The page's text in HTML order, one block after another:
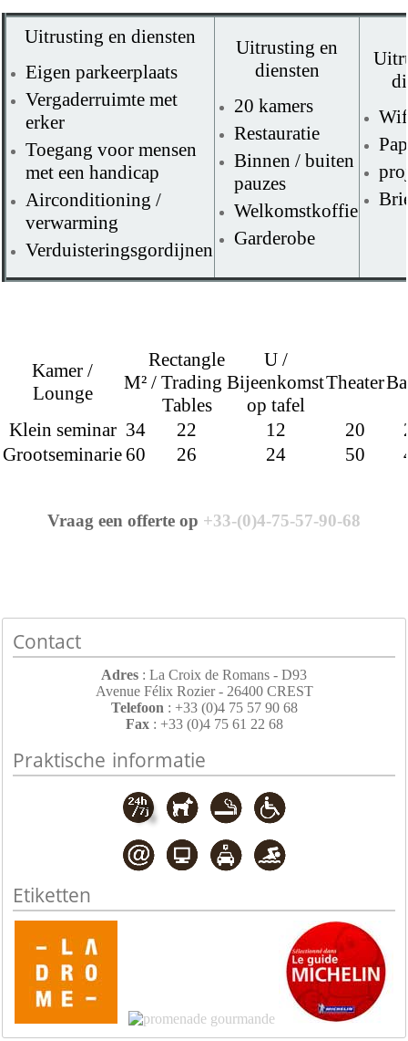
Uitrusting en diensten
Eigen parkeerplaats
Vergaderruimte met
erker
Toegang voor mensen
met een handicap
Airconditioning /
verwarming
Verduisteringsgordijnen
Uitrusting en
diensten
20 kamers
Restauratie
Binnen / buiten
pauzes
Welkomstkoffie
Garderobe
Kamer /
Lounge
M²
Rectangle
/ Trading
Tables
U /
Bijeenkomst
op tafel
Theater
Klein seminar 34 22 12 20
Grootseminarie 60 26 24 50
Vraag een offerte op +33-(0)4-75-57-90-68
Contact
Adres : La Croix de Romans - D93
Avenue Félix Rozier - 26400 CREST
Telefoon : +33 (0)4 75 57 90 68
Fax: +33 (0)4 75 61 22 68
Praktische informatie
Etiketten